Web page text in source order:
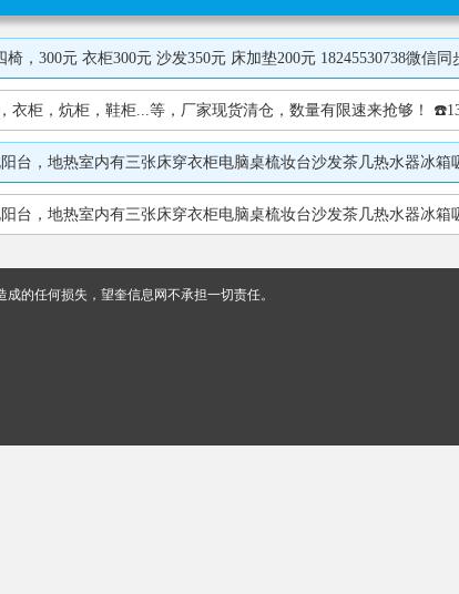
，300元 衣柜300元 沙发350元 床加垫200元 18245530738微信同
柜，炕柜，鞋柜...等，厂家现货清仓，数量有限速来抢够！
内有三张床穿衣柜电脑桌梳妆台沙发茶几热水器冰箱吸油烟机全自动洗
内有三张床穿衣柜电脑桌梳妆台沙发茶几热水器冰箱吸油烟机全自动洗
的任何损失，望奎信息网不承担一切责任。